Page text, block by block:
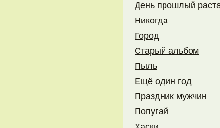
День прошлый
Никогда
Город
Старый альбом
Пыль
Ещё один год
Праздник мужчин
Попугай